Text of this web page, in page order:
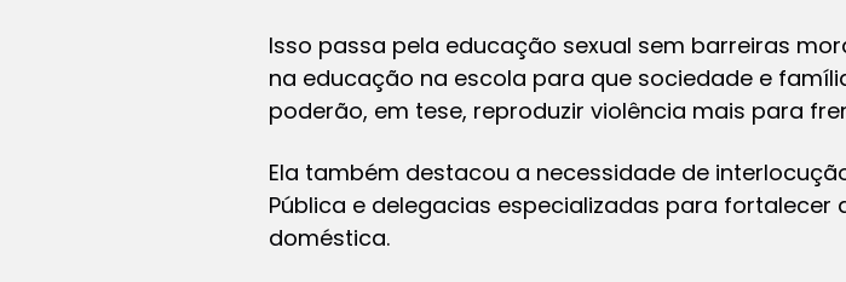
Isso passa pela educação sexual sem barreiras
na educação na escola para que sociedade e
poderão, em tese, reproduzir violência mais para
Ela também destacou a necessidade de
Pública e delegacias especializadas para
doméstica.